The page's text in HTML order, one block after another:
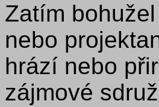
Zatím
nebo
hrází nebo
zájmové